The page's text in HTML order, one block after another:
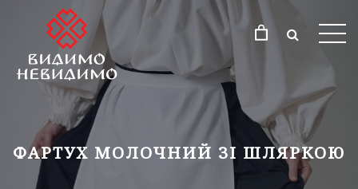
ФАРТУХ МОЛОЧНИЙ ЗІ ШЛЯРКОЮ